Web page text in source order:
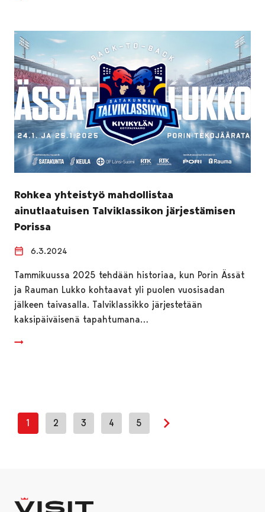
Rohkea yhteistyö mahdollistaa
ainutlaatuisen Talviklassikon järjestämisen
Porissa
6.3.2024
Tammikuussa 2025 tehdään historiaa, kun Porin Ässät
ja Rauman Lukko kohtaavat yli puolen vuosisadan
jälkeen taivasalla. Talviklassikko järjestetään
kaksipäiväisenä tapahtumana…
1 2 3 4 5